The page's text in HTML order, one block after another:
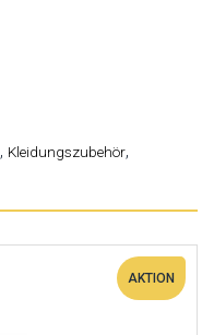
, Kleidungszubehör,
AKTION